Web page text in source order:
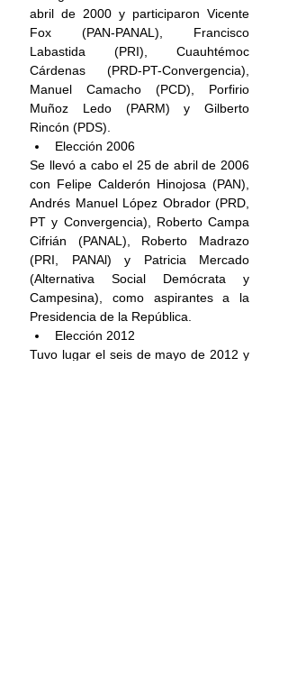
abril de 2000 y participaron Vicente
Fox (PAN-PANAL), Francisco
Labastida (PRI), Cuauhtémoc
Cárdenas (PRD-PT-Convergencia),
Manuel Camacho (PCD), Porfirio
Muñoz Ledo (PARM) y Gilberto
Rincón (PDS).
Elección 2006
Se llevó a cabo el 25 de abril de 2006
con Felipe Calderón Hinojosa (PAN),
Andrés Manuel López Obrador (PRD,
PT y Convergencia), Roberto Campa
Cifrián (PANAL), Roberto Madrazo
(PRI, PANAl) y Patricia Mercado
(Alternativa Social Demócrata y
Campesina), como aspirantes a la
Presidencia de la República.
Elección 2012
Tuvo lugar el seis de mayo de 2012 y